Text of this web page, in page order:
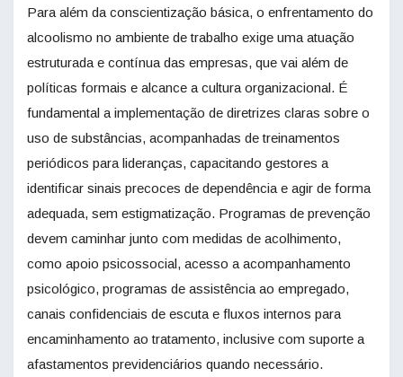
Para além da conscientização básica, o enfrentamento do
alcoolismo no ambiente de trabalho exige uma atuação
estruturada e contínua das empresas, que vai além de
políticas formais e alcance a cultura organizacional. É
fundamental a implementação de diretrizes claras sobre o
uso de substâncias, acompanhadas de treinamentos
periódicos para lideranças, capacitando gestores a
identificar sinais precoces de dependência e agir de forma
adequada, sem estigmatização. Programas de prevenção
devem caminhar junto com medidas de acolhimento,
como apoio psicossocial, acesso a acompanhamento
psicológico, programas de assistência ao empregado,
canais confidenciais de escuta e fluxos internos para
encaminhamento ao tratamento, inclusive com suporte a
afastamentos previdenciários quando necessário.